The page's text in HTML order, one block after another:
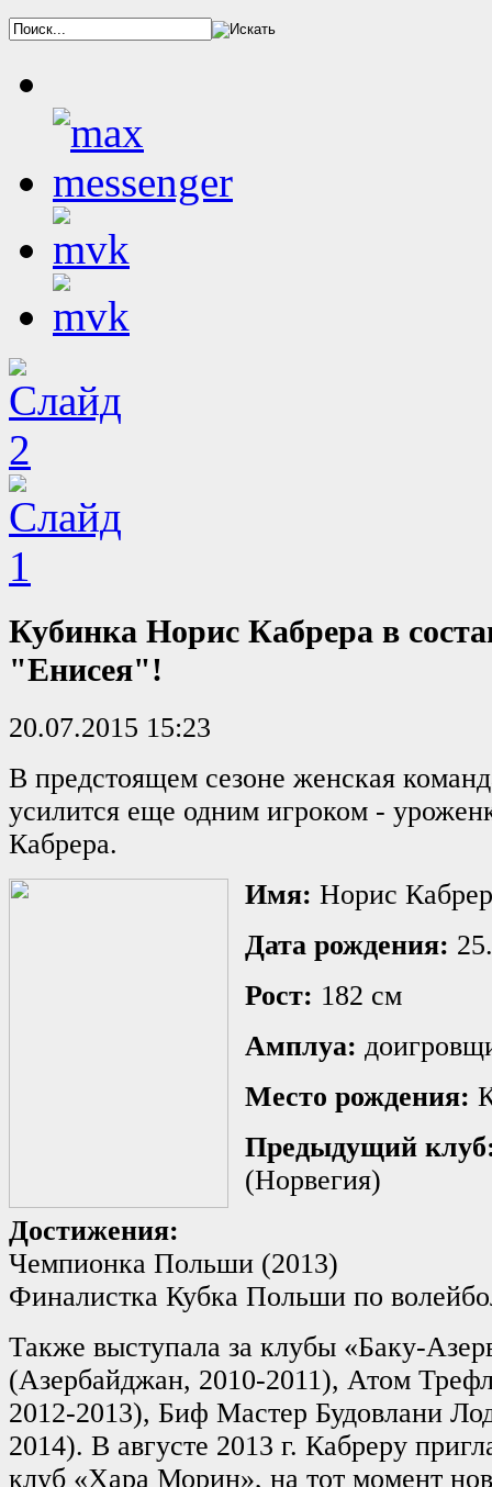
Кубинка Норис Кабрера в
"Енисея"!
20.07.2015 15:23
В предстоящем сезоне женская
усилится еще одним игроком -
Кабрера.
Имя: Норис
Дата рождения:
Рост: 182 см
Амплуа:
Место рождения:
Предыдущий
(Норвегия)
Достижения:
Чемпионка Польши (2013)
Финалистка Кубка Польши по
Также выступала за клубы «Баку-
(Азербайджан, 2010-2011), Атом
2012-2013), Биф Мастер Будовлани
2014). В августе 2013 г. Кабреру
клуб «Хара Морин», на тот момент